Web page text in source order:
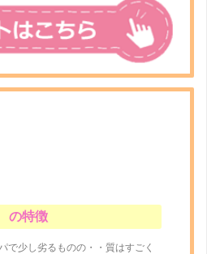
の特徴
で少し劣るものの・・質はすごく